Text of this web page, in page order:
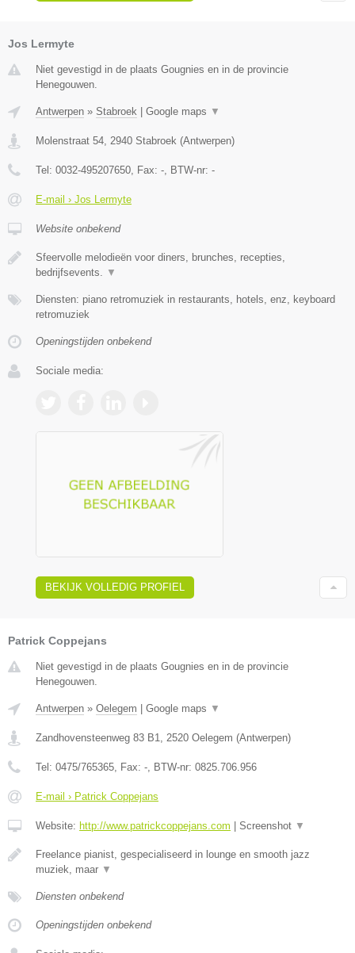
Jos Lermyte
Niet gevestigd in de plaats Gougnies en in de provincie
Henegouwen.
Antwerpen » Stabroek Google maps ▼
Molenstraat 54, 2940 Stabroek (Antwerpen)
Tel: 0032-495207650, Fax: -, BTW-nr: -
E-mail › Jos Lermyte
Website onbekend
Sfeervolle melodieën voor diners, brunches, recepties,
bedrijfsevents. ▼
Diensten: piano retromuziek in restaurants, hotels, enz, keyboard
retromuziek
Openingstijden onbekend
Sociale media:
BEKIJK VOLLEDIG PROFIEL
Patrick Coppejans
Niet gevestigd in de plaats Gougnies en in de provincie
Henegouwen.
Antwerpen » Oelegem Google maps ▼
Zandhovensteenweg 83 B1 2520 Oelegem (Antwerpen)
Tel: 0475/765365 , Fax: - , BTW-nr: 0825.706.956
E-mail › Patrick Coppejans
Website: http://www.patrickcoppejans.com Screenshot ▼
Freelance pianist, gespecialiseerd in lounge en smooth jazz
muziek, maar ▼
Diensten onbekend
Openingstijden onbekend